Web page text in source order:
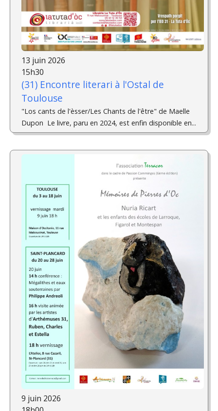
13 juin 2026
15h30
(31) Encontre literari à l'Ostal de
Toulouse
"Los cants de l'èsser/Les Chants de l'être" de Maelle
Dupon ­ Le livre, paru en 2024, est enfin disponible en...
9 juin 2026